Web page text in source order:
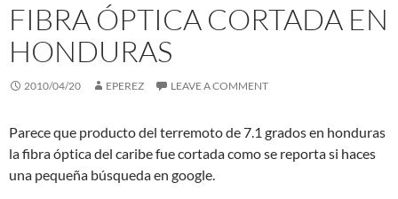
FIBRA ÓPTICA CORTADA EN
HONDURAS
2010/04/20 EPEREZ LEAVE A COMMENT
Parece que producto del terremoto de 7.1 grados en honduras
la fibra óptica del caribe fue cortada como se reporta si haces
una pequeña búsqueda en google.